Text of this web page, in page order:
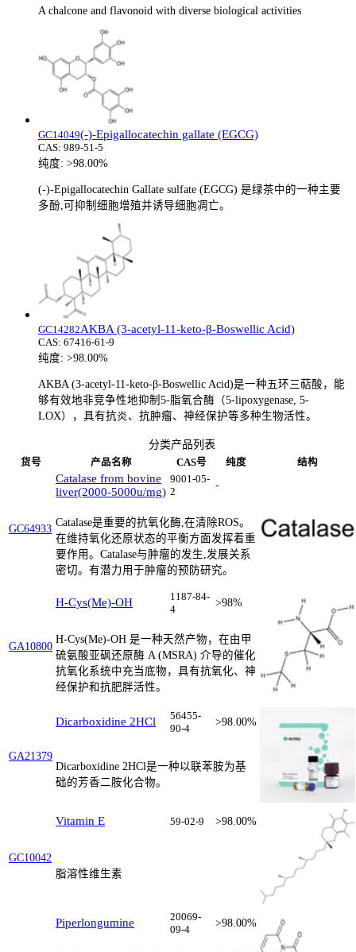
A chalcone and flavonoid with diverse biological activities
GC14049(-)-Epigallocatechin gallate (EGCG)
CAS: 989-51-5
纯度: >98.00%
(-)-Epigallocatechin Gallate sulfate (EGCG) 是绿茶中的一种主要
多酚,可抑制细胞增殖并诱导细胞凋亡。
GC14282AKBA (3-acetyl-11-keto-β-Boswellic Acid)
CAS: 67416-61-9
纯度: >98.00%
AKBA (3-acetyl-11-keto-β-Boswellic Acid)是一种五环三萜酸，能
够有效地非竞争性地抑制5-脂氧合酶（5-lipoxygenase, 5-
LOX），具有抗炎、抗肿瘤、神经保护等多种生物活性。
分类产品列表
货号 产品名称 CAS号 纯度 结构
GC64933
Catalase from bovine
liver(2000-5000u/mg)
9001-05-
2
-
Catalase是重要的抗氧化酶,在清除ROS。
在维持氧化还原状态的平衡方面发挥着重
要作用。Catalase与肿瘤的发生,发展关系
密切。有潜力用于肿瘤的预防研究。
GA10800
H-Cys(Me)-OH
1187-84-
4
>98%
H-Cys(Me)-OH 是一种天然产物，在由甲
硫氨酸亚砜还原酶 A (MSRA) 介导的催化
抗氧化系统中充当底物，具有抗氧化、神
经保护和抗肥胖活性。
GA21379
Dicarboxidine 2HCl
56455-
90-4
>98.00%
Dicarboxidine 2HCl是一种以联苯胺为基
础的芳香二胺化合物。
GC10042
Vitamin E 59-02-9 >98.00%
脂溶性维生素
Piperlongumine
20069-
09-4
>98.00%